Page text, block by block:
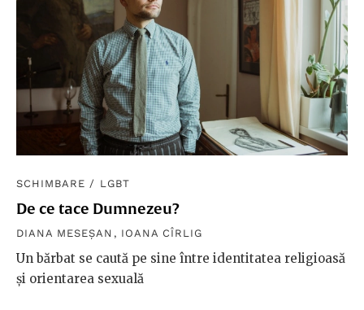
SCHIMBARE / LGBT
De ce tace Dumnezeu?
DIANA MESEȘAN , IOANA CÎRLIG
Un bărbat se caută pe sine între identitatea religioasă
și orientarea sexuală